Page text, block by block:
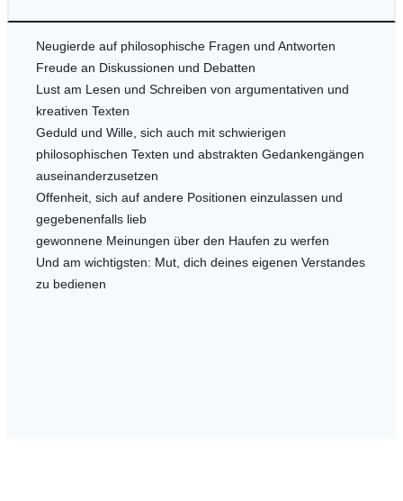
Neugierde auf philosophische Fragen und Antworten
Freude an Diskussionen und Debatten
Lust am Lesen und Schreiben von argumentativen und
kreativen Texten
Geduld und Wille, sich auch mit schwierigen
philosophischen Texten und abstrakten Gedankengängen
auseinanderzusetzen
Offenheit, sich auf andere Positionen einzulassen und
gegebenenfalls lieb
gewonnene Meinungen über den Haufen zu werfen
Und am wichtigsten: Mut, dich deines eigenen Verstandes
zu bedienen